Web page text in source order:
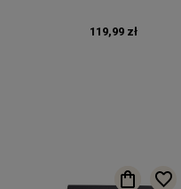
119,99 zł